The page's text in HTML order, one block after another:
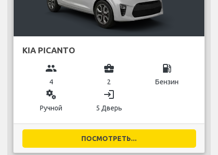
KIA PICANTO
group
4
business_center
2
local_gas_station
Бензин
miscellaneous_services
Ручной
login
5 Дверь
ПОСМОТРЕТЬ...